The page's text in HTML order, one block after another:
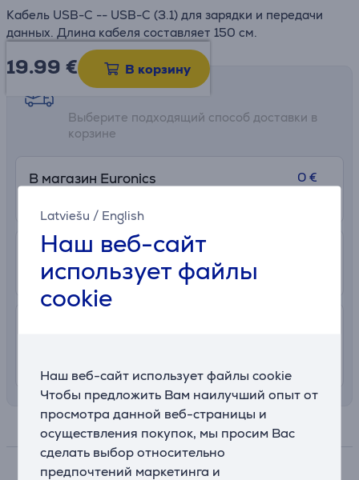
Latviešu / English
Наш веб-сайт
использует файлы
cookie
Наш веб-сайт использует файлы cookie
Чтобы предложить Вам наилучший опыт от
просмотра данной веб-страницы и
осуществления покупок, мы просим Вас
сделать выбор относительно
предпочтений маркетинга и
Кабель USB-C -- USB-C (3.1) для зарядки и передачи
данных. Длина кабеля составляет 150 см.
19.99 € В корзину
Возможности доставки
Выберите подходящий способ доставки в
корзине
В магазин Euronics
0 €
В почтовый автомат
10. - 14. августа
Спецификация